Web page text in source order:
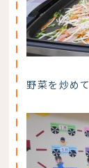
野菜を炒めて